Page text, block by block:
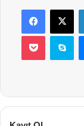
Facebook
X
Pocket